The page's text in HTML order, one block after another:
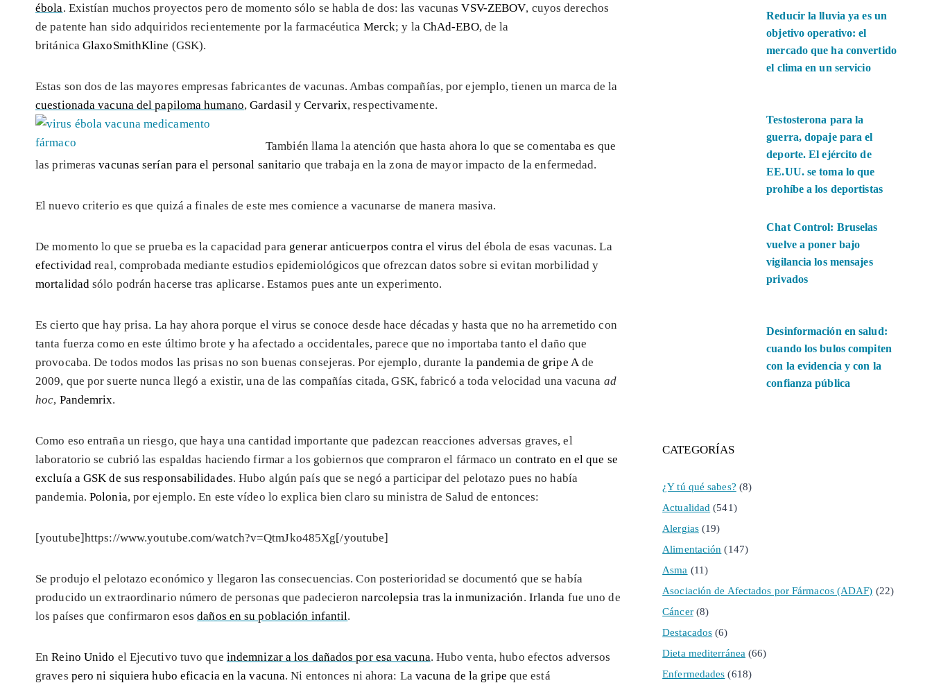
ébola. Existían muchos proyectos pero de momento sólo se habla de dos: las vacunasVSV-ZEBOV, cuyos derechos
de patente han sido adquiridos recientemente por la farmacéutica Merck; y la ChAd-EBO, de la
británicaGlaxoSmithKline (GSK).
Estas son dos de las mayores empresas fabricantes de vacunas. Ambas compañías, por ejemplo, tienen un marca de la
cuestionada vacuna del papiloma humano,GardasilyCervarix, respectivamente.
También llama la atención que hasta ahora lo que se comentaba es que
las primerasvacunas serían para el personal sanitario que trabaja en la zona de mayor impacto de la enfermedad.
El nuevo criterio es que quizá a finales de este mes comience a vacunarse de manera masiva.
De momento lo que se prueba es la capacidad para generar anticuerpos contra el virus del ébola de esas vacunas. La
efectividad real, comprobada mediante estudios epidemiológicos que ofrezcan datos sobre si evitan morbilidad y
mortalidad sólo podrán hacerse tras aplicarse. Estamos pues ante un experimento.
Es cierto que hay prisa. La hay ahora porque el virus se conoce desde hace décadas y hasta que no ha arremetido con
tanta fuerza como en este último brote y ha afectado a occidentales, parece que no importaba tanto el daño que
provocaba. De todos modos las prisas no son buenas consejeras. Por ejemplo, durante la pandemia de gripe Ade
2009, que por suerte nunca llegó a existir, una de las compañías citada, GSK, fabricó a toda velocidad una vacuna ad
hoc, Pandemrix.
Como eso entraña un riesgo, que haya una cantidad importante que padezcan reacciones adversas graves, el
laboratorio se cubrió las espaldas haciendo firmar a los gobiernos que compraron el fármaco un contrato en el que se
excluía a GSK de sus responsabilidades. Hubo algún país que se negó a participar del pelotazo pues no había
pandemia.Polonia, por ejemplo. En este vídeo lo explica bien claro su ministra de Salud de entonces:
[youtube]https://www.youtube.com/watch?v=QtmJko485Xg[/youtube]
Se produjo el pelotazo económico y llegaron las consecuencias. Con posterioridad se documentó que se había
producido un extraordinario número de personas que padecieronnarcolepsia tras la inmunización. Irlanda fue uno de
los países que confirmaron esosdaños en su población infantil.
EnReino Unido el Ejecutivo tuvo que indemnizar a los dañados por esa vacuna. Hubo venta, hubo efectos adversos
graves pero ni siquiera hubo eficacia en la vacuna. Ni entonces ni ahora: La vacuna de la gripe que está
Reducir la lluvia ya es un
objetivo operativo: el
mercado que ha convertido
el clima en un servicio
Testosterona para la
guerra, dopaje para el
deporte. El ejército de
EE.UU. se toma lo que
prohíbe a los deportistas
Chat Control: Bruselas
vuelve a poner bajo
vigilancia los mensajes
privados
Desinformación en salud:
cuando los bulos compiten
con la evidencia y con la
confianza pública
CATEGORÍAS
¿Y tú qué sabes? (8)
Actualidad (541)
Alergias(19)
Alimentación (147)
Asma (11)
Asociación de Afectados por Fármacos (ADAF) (22)
Cáncer(8)
Destacados (6)
Dieta mediterránea (66)
Enfermedades (618)